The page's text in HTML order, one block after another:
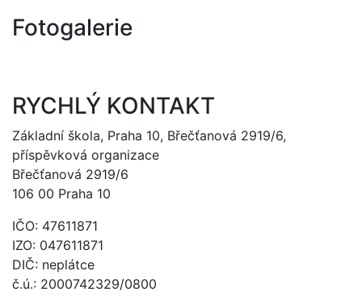
Fotogalerie
RYCHLÝ KONTAKT
Základní škola, Praha 10, Břečťanová 2919/6,
příspěvková organizace
Břečťanová 2919/6
106 00 Praha 10
IČO: 47611871
IZO: 047611871
DIČ: neplátce
č.ú.: 2000742329/0800